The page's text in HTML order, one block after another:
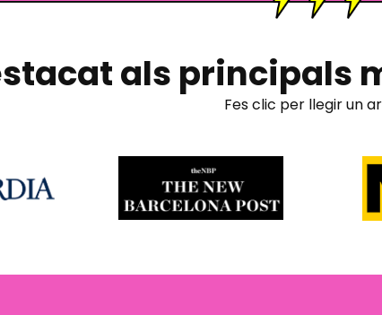
als principals
Fes clic per llegir un